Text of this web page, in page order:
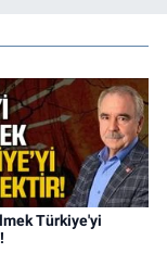
Türkiye'yi